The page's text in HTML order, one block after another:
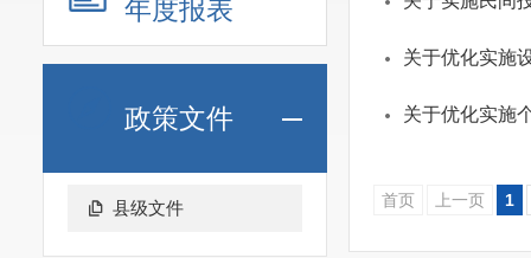
年度报表
政策文件
县级文件
关于优化实施
关于优化实施
首页 上一页 1